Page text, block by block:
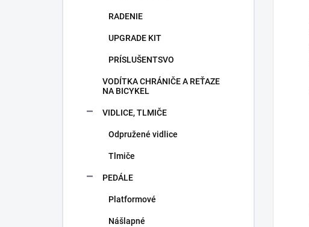
RADENIE
UPGRADE KIT
PRÍSLUŠENTSVO
VODÍTKA CHRÁNIČE A REŤAZE
NA BICYKEL
VIDLICE, TLMIČE
Odpružené vidlice
Tlmiče
PEDÁLE
Platformové
Nášlapné